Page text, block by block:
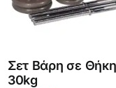
Σετ Βάρη σε Θήκη
30kg